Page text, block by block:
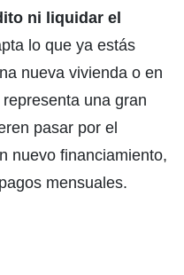
ni liquidar el
lo que ya estás
nueva vivienda o en
una gran
pasar por el
nuevo financiamiento,
mensuales.